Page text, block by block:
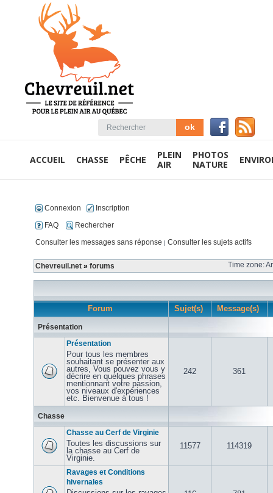
ACCUEIL CHASSE PÊCHE
PLEIN
AIR
PHOTOS
NATURE
Connexion
Inscription
FAQ
Rechercher
Consulter les messages sans réponse | Consulter les sujets actifs
Chevreuil.net » forums Time zone:
Forum Sujet(s) Message(s)
Présentation
Présentation
Pour tous les membres
souhaitant se présenter aux
autres, Vous pouvez vous y
décrire en quelques phrases
mentionnant votre passion,
vos niveaux d'expériences
etc. Bienvenue à tous !
242 361
Chasse
Chasse au Cerf de Virginie
Toutes les discussions sur
la chasse au Cerf de
Virginie.
11577 114319
Ravages et Conditions
hivernales